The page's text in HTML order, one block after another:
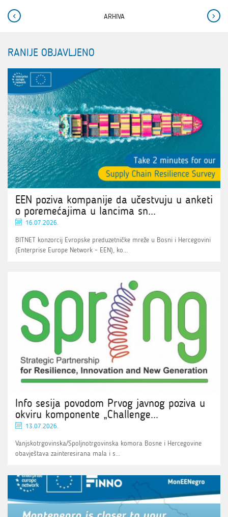
ARHIVA
RANIJE OBJAVLJENO
EEN poziva kompanije da učestvuju u anketi
o poremećajima u lancima sn...
16.07.2026.
BITNET konzorcij Evropske preduzetničke mreže u Bosni i Hercegovini
(Enterprise Europe Network - EEN), ko...
Info sesija povodom Prvog javnog poziva u
okviru komponente „Challenge...
13.07.2026.
Vanjskotrgovinska/Spoljnotrgovinska komora Bosne i Hercegovine
obavještava zainteresirana mala i s...